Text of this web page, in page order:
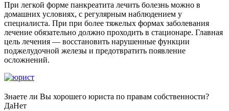
При легкой форме панкреатита лечить болезнь можно в
домашних условиях, с регулярным наблюдением у
специалиста. При при более тяжелых формах заболевания
лечение обязательно должно проходить в стационаре. Главная
цель лечения — восстановить нарушенные функции
поджелудочной железы и предотвратить появление
осложнений.
Знаете ли Вы хорошего юриста по правам собственности?
ДаНет